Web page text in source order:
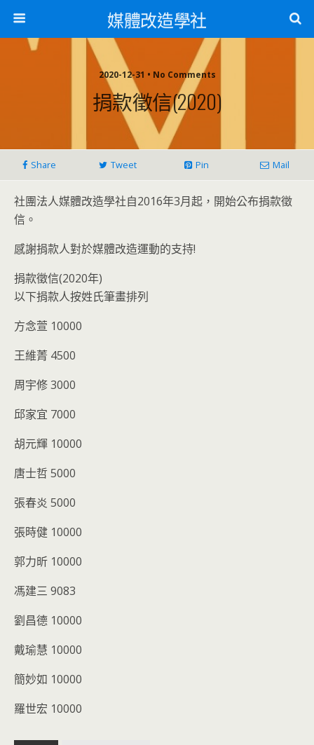
媒體改造學社
2020-12-31 • No Comments
捐款徵信(2020)
Share Tweet Pin Mail
社團法人媒體改造學社自2016年3月起，開始公布捐款徵
信。
感謝捐款人對於媒體改造運動的支持!
捐款徵信(2020年)
以下捐款人按姓氏筆畫排列
方念萱 10000
王維菁 4500
周宇修3000
邱家宜 7000
胡元輝 10000
唐士哲5000
張春炎 5000
張時健 10000
郭力昕 10000
馮建三 9083
劉昌德 10000
戴瑜慧 10000
簡妙如 10000
羅世宏 10000